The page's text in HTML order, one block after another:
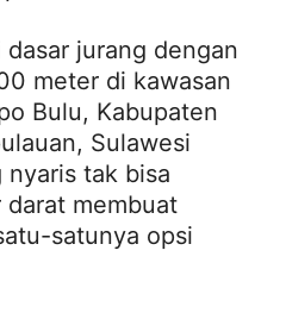
jurang dengan
meter di kawasan
Bulu, Kabupaten
Sulawesi
nyaris tak bisa
membuat
satunya opsi